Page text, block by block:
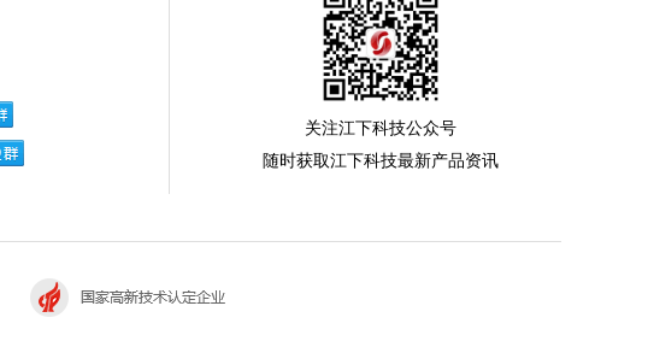
关注江下科技公众号
随时获取江下科技最新产品资讯